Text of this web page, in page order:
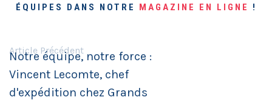
ÉQUIPES DANS NOTRE MAGAZINE EN LIGNE !
Article Précédent
Notre équipe, notre force :
Vincent Lecomte, chef
d'expédition chez Grands